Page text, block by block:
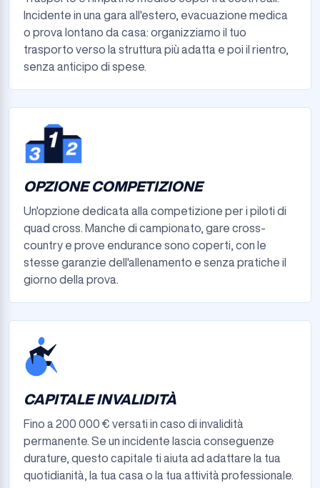
Incidente in una gara all'estero, evacuazione medica
o prova lontano da casa: organizziamo il tuo
trasporto verso la struttura più adatta e poi il rientro,
senza anticipo di spese.
OPZIONE COMPETIZIONE
Un'opzione dedicata alla competizione per i piloti di
quad cross. Manche di campionato, gare cross-
country e prove endurance sono coperti, con le
stesse garanzie dell'allenamento e senza pratiche il
giorno della prova.
CAPITALE INVALIDITÀ
Fino a 200 000 € versati in caso di invalidità
permanente. Se un incidente lascia conseguenze
durature, questo capitale ti aiuta ad adattare la tua
quotidianità, la tua casa o la tua attività professionale.